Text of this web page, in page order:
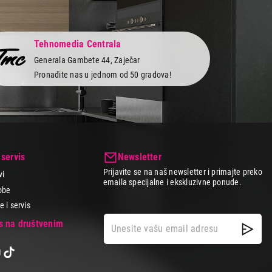
Tehnomedia Centrala
Generala Gambete 44, Zaječar
Pronađite nas u jednom od 50 gradova!
i servis
na društvenim
Newsletter
Prijavite se na naš newsletter i primajte preko
emaila specijalne i ekskluzivne ponude.